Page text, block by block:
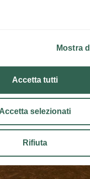
Mostra
Accetta tutti
selezionati
Rifiuta